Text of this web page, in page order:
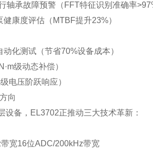
轴承故障预警（FFT特征识别准确率
康度评估（MTBF提升23%）
化测试（节省70%设备成本）
级动态补偿）
电压阶跃响应）
向
设备，EL3702正推动三大技术革新：
宽16位ADC/200kHz带宽